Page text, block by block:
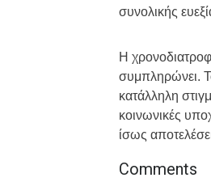
συνολικής
Η
συμπληρώνει.
κατάλληλη
κοινωνικές
ίσως
Comments